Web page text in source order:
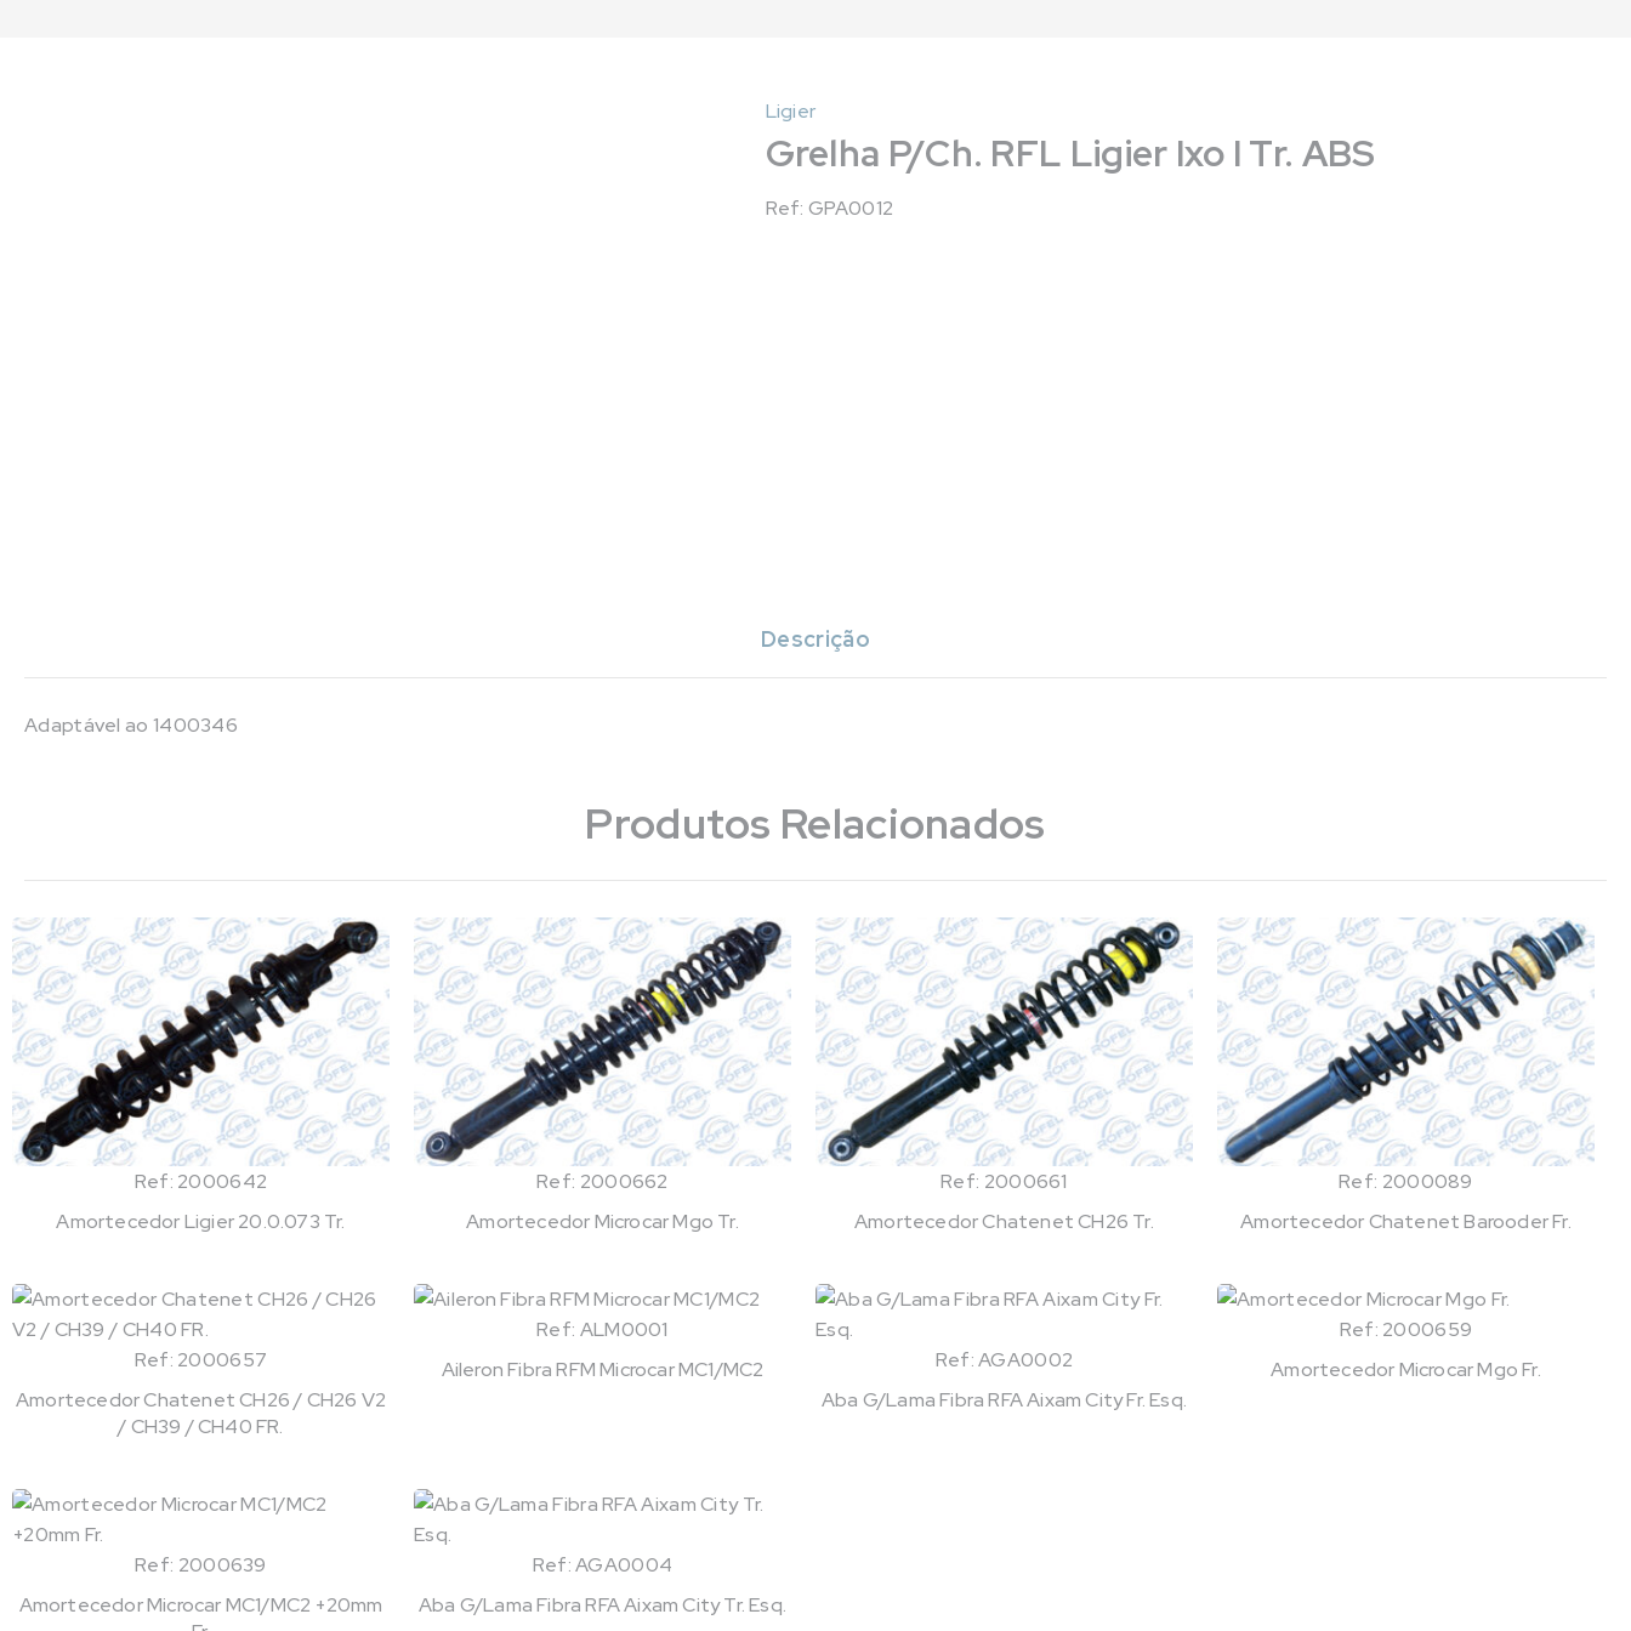
Ligier
Grelha P/Ch. RFL Ligier Ixo I Tr. ABS
Ref: GPA0012
Descrição
Adaptável ao 1400346
Produtos Relacionados
Ref: 2000642
Amortecedor Ligier 20.0.073 Tr.
Ref: 2000662
Amortecedor Microcar Mgo Tr.
Ref: 2000661
Amortecedor Chatenet CH26 Tr.
Ref: 2000089
Amortecedor Chatenet Barooder Fr.
Ref: 2000657
Amortecedor Chatenet CH26 / CH26 V2
/ CH39 / CH40 FR.
Ref: ALM0001
Aileron Fibra RFM Microcar MC1/MC2
Ref: AGA0002
Aba G/Lama Fibra RFA Aixam City Fr. Esq.
Ref: 2000659
Amortecedor Microcar Mgo Fr.
Ref: 2000639
Amortecedor Microcar MC1/MC2 +20mm
Ref: AGA0004
Aba G/Lama Fibra RFA Aixam City Tr. Esq.